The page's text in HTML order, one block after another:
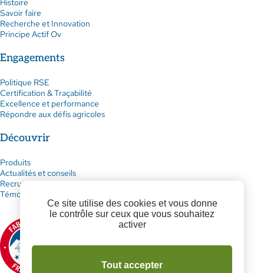
Histoire
Savoir faire
Recherche et Innovation
Principe Actif Ov
Engagements
Politique RSE
Certification & Traçabilité
Excellence et performance
Répondre aux défis agricoles
Découvrir
Produits
Actualités et conseils
Recrutement
Témoignages
Ce site utilise des cookies et vous donne
le contrôle sur ceux que vous souhaitez
activer
Tout accepter